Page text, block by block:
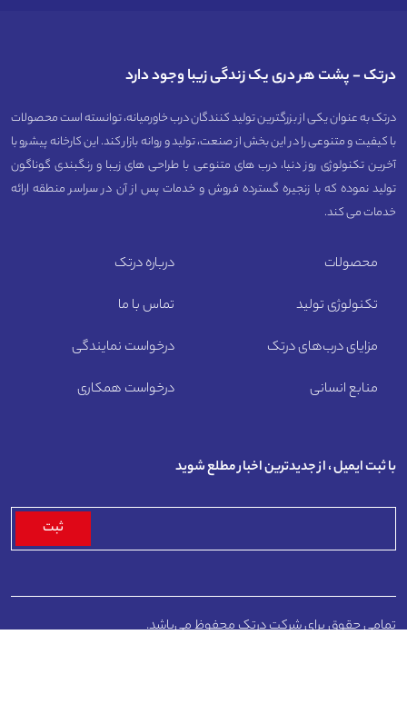
محصولات
تکنولوژی تولید
مزایای درب‌های درتک
منابع انسانی
درباره درتک
تماس با ما
درخواست نمایندگی
درخواست همکاری
درتک - پشت هر دری یک زندگی زیبا وجود دارد
درتک به عنوان یکی از بزرگترین تولید کنندگان درب خاورمیانه، توانسته است محصولات
با کیفیت و متنوعی را در این بخش از صنعت، تولید و روانه بازار کند. این کارخانه پیشرو با
آخرین تکنولوژی روز دنیا، درب های متنوعی با طراحی های زیبا و رنگبندی گوناگون
تولید نموده که با زنجیره گسترده فروش و خدمات پس از آن در سراسر منطقه ارائه
خدمات می کند.
با ثبت ایمیل ، از جدیدترین اخبار مطلع شوید
تمامی حقوق برای شرکت درتک محفوظ می‌باشد.